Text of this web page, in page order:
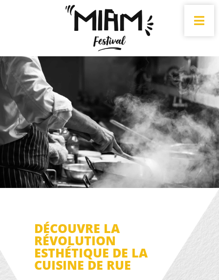
DÉCOUVRE LA
RÉVOLUTION
ESTHÉTIQUE DE LA
CUISINE DE RUE